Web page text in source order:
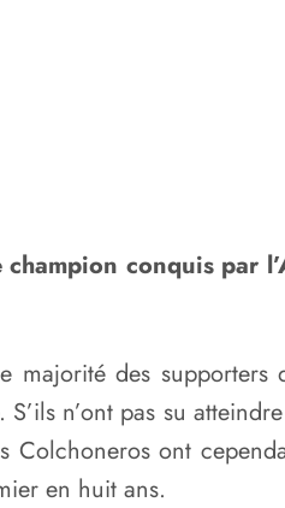
conquis par
majorité des
S’ils n’ont pas su
Colchoneros ont
en huit ans.